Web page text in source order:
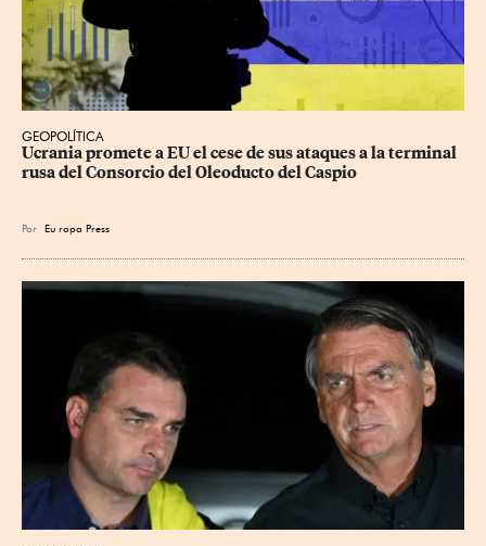
GEOPOLÍTICA
Ucrania promete a EU el cese de sus ataques a la terminal
rusa del Consorcio del Oleoducto del Caspio
Por Eu ropa Press